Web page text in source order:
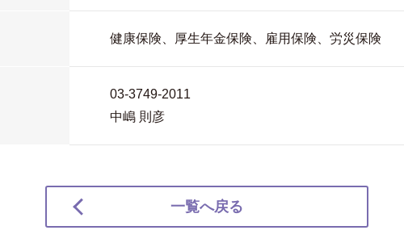
健康保険、厚生年金保険、雇用保険、労災保険
03-3749-2011
中嶋 則彦
一覧へ戻る